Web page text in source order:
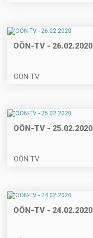
OÖN-TV - 26.02.2020
OÖN TV
OÖN-TV - 25.02.2020
OÖN TV
OÖN-TV - 24.02.2020